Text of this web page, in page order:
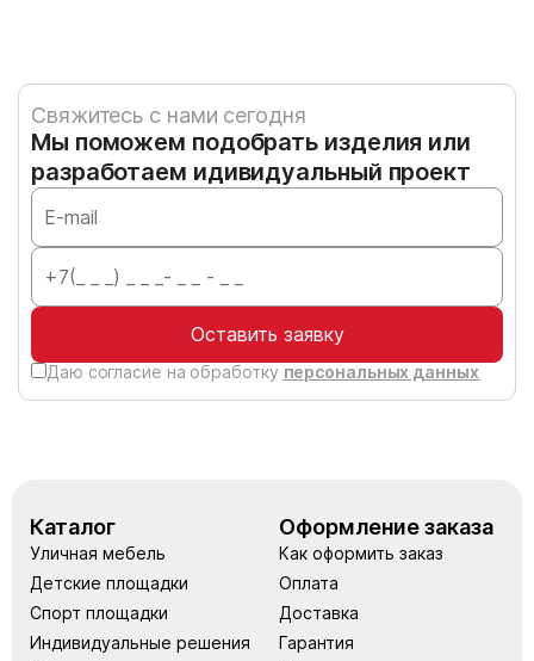
Свяжитесь с нами сегодня
Мы поможем подобрать изделия или
разработаем идивидуальный проект
Оставить заявку
Даю согласие на обработку персональных данных
Каталог
Уличная мебель
Детские площадки
Спорт площадки
Индивидуальные решения
Оформление заказа
Как оформить заказ
Оплата
Доставка
Гарантия